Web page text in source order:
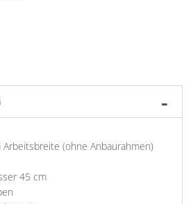
(ohne Anbaurahmen)
45 cm